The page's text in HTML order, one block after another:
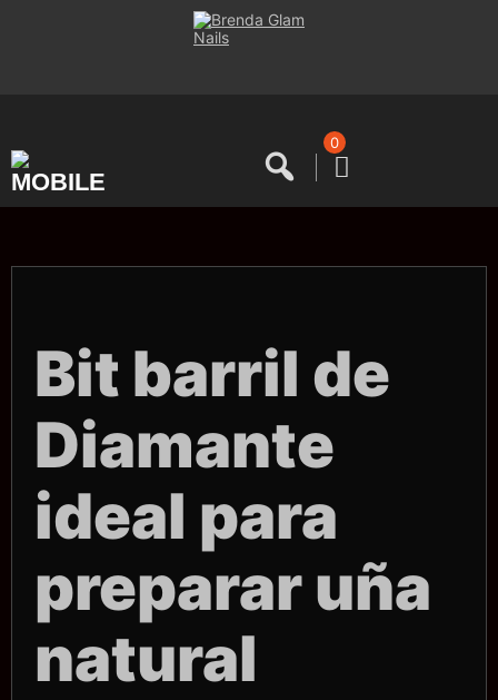
0
Bit barril de
Diamante
ideal para
preparar uña
natural